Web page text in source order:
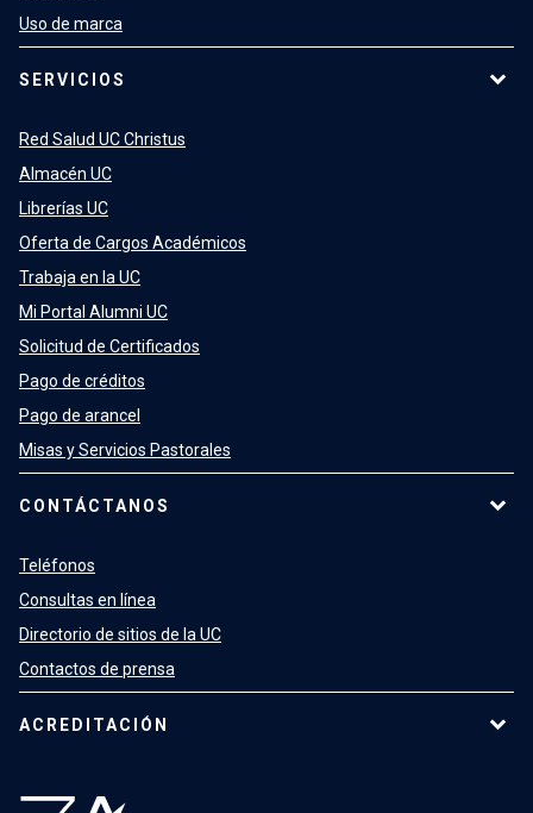
Uso de marca
SERVICIOS
Red Salud UC Christus
Almacén UC
Librerías UC
Oferta de Cargos Académicos
Trabaja en la UC
Mi Portal Alumni UC
Solicitud de Certificados
Pago de créditos
Pago de arancel
Misas y Servicios Pastorales
CONTÁCTANOS
Teléfonos
Consultas en línea
Directorio de sitios de la UC
Contactos de prensa
ACREDITACIÓN